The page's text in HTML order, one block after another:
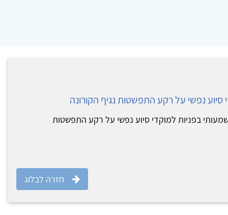
סיוע נפשי על רקע התפשטות נגיף הקורונה
בפניות למוקדי סיוע נפשי על רקע התפשטות
חזרה לבלוג